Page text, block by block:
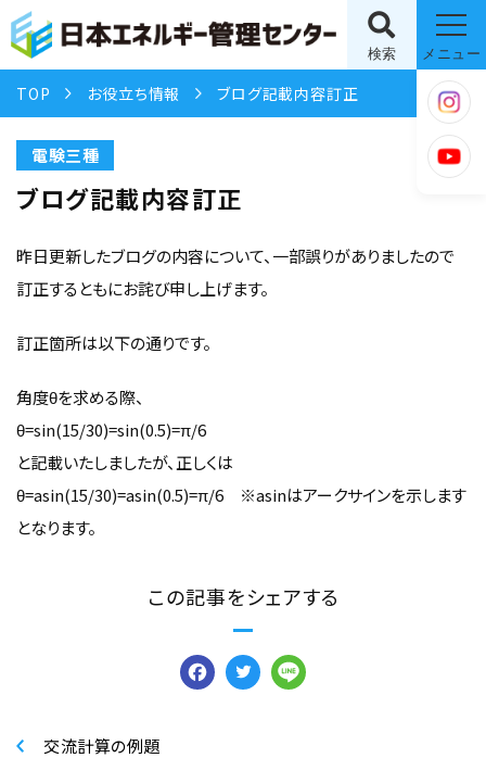
検索 メニュー
TOP お役立ち情報 ブログ記載内容訂正
電験三種
ブログ記載内容訂正
昨日更新したブログの内容について、一部誤りがありましたので
訂正するともにお詫び申し上げます。
訂正箇所は以下の通りです。
角度θを求める際、
θ=sin(15/30)=sin(0.5)=π/6
と記載いたしましたが、正しくは
θ=asin(15/30)=asin(0.5)=π/6 ※asinはアークサインを示します
となります。
この記事をシェアする
Facebook
Twitter
交流計算の例題